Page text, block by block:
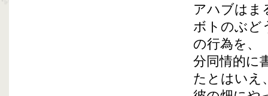
アハブはま
ボトのぶど
の行為を、
分同情的に
たとはいえ